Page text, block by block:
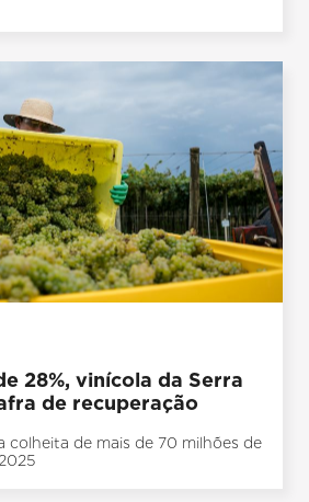
28%, vinícola da Serra
de recuperação
colheita de mais de 70 milhões de